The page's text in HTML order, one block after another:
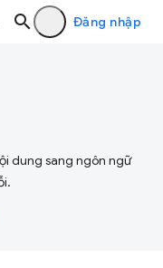
Đăng nhập
dung sang ngôn ngữ